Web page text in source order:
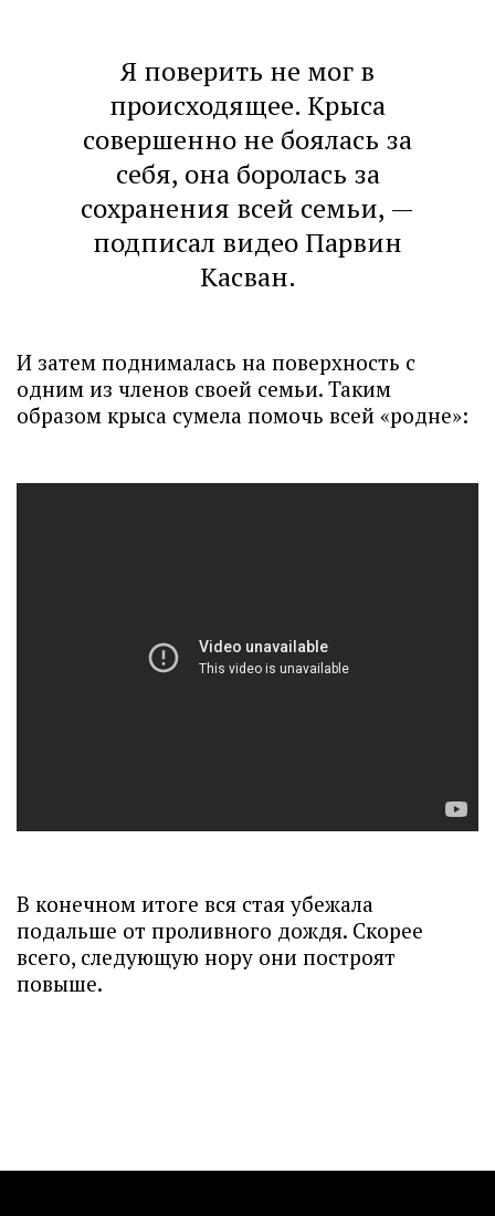
Я поверить не мог в
происходящее. Крыса
совершенно не боялась за
себя, она боролась за
сохранения всей семьи, —
подписал видео Парвин
Касван.
И затем поднималась на поверхность с
одним из членов своей семьи. Таким
образом крыса сумела помочь всей «родне»:
В конечном итоге вся стая убежала
подальше от проливного дождя. Скорее
всего, следующую нору они построят
повыше.